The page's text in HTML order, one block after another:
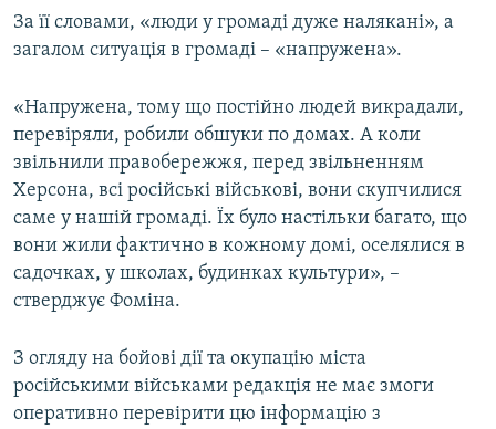
За її словами, «люди у громаді дуже налякані», а
загалом ситуація в громаді – «напружена».
«Напружена, тому що постійно людей викрадали,
перевіряли, робили обшуки по домах. А коли
звільнили правобережжя, перед звільненням
Херсона, всі російські військові, вони скупчилися
саме у нашій громаді. Їх було настільки багато, що
вони жили фактично в кожному домі, оселялися в
садочках, у школах, будинках культури», –
стверджує Фоміна.
З огляду на бойові дії та окупацію міста
російськими військами редакція не має змоги
оперативно перевірити цю інформацію з